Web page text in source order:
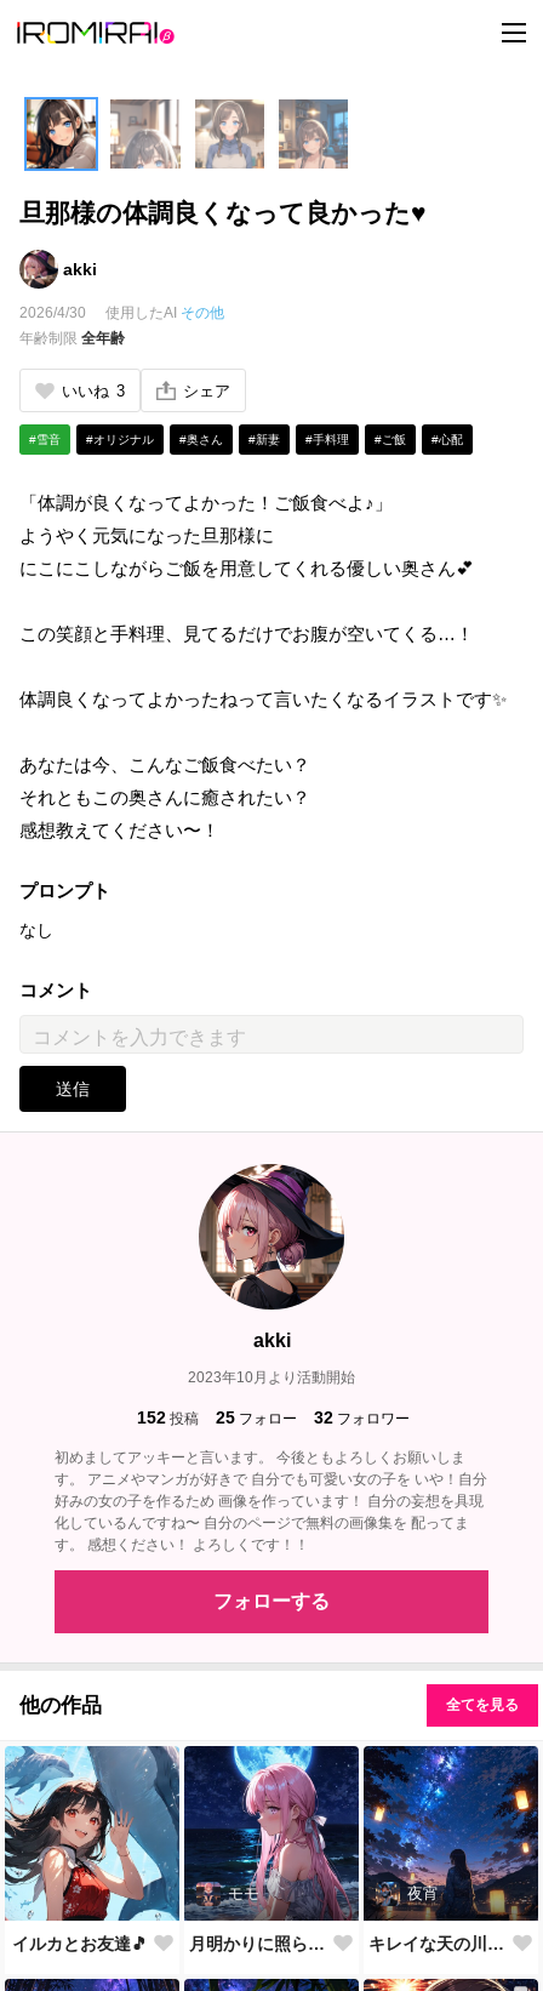
t
o
旦那様の体調良くなって良かった♥
akki
2026/4/30 使用したAI その他
年齢制限 全年齢
いいね 3 シェア
#雪音 #オリジナル #奥さん #新妻 #手料理 #ご飯 #心配
「体調が良くなってよかった！ご飯食べよ♪」
ようやく元気になった旦那様に
にこにこしながらご飯を用意してくれる優しい奥さん💕
この笑顔と手料理、見てるだけでお腹が空いてくる…！
体調良くなってよかったねって言いたくなるイラストです✨
あなたは今、こんなご飯食べたい？
それともこの奥さんに癒されたい？
感想教えてください〜！
プロンプト
なし
コメント
送信
akki
2023年10月より活動開始
152 投稿 25 フォロー 32 フォロワー
初めましてアッキーと言います。 今後ともよろしくお願いしま
す。 アニメやマンガが好きで 自分でも可愛い女の子を いや！自分
好みの女の子を作るため 画像を作っています！ 自分の妄想を具現
化しているんですね〜 自分のページで無料の画像集を 配ってま
す。 感想ください！ よろしくです！！
フォローする
他の作品 全てを見る
イルカとお友達🎵
モモ
月明かりに照らされて🎵
夜宵
キレイな天の川が一面に…